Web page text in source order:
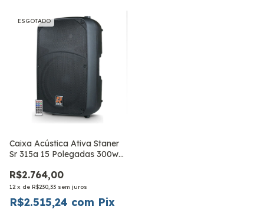
ESGOTADO
Caixa Acústica Ativa Staner
Sr 315a 15 Polegadas 300w
R$2.764,00
12 x de R$230,33 sem juros
R$2.515,24 com Pix